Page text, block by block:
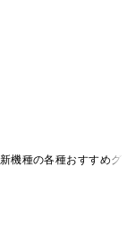
機種の各種おすすめ